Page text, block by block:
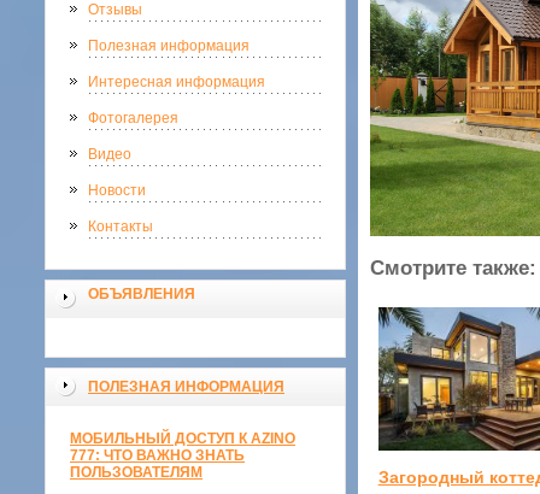
Отзывы
Полезная информация
Интересная информация
Фотогалерея
Видео
Новости
Контакты
ОБЪЯВЛЕНИЯ
ПОЛЕЗНАЯ ИНФОРМАЦИЯ
МОБИЛЬНЫЙ ДОСТУП К AZINO
777: ЧТО ВАЖНО ЗНАТЬ
ПОЛЬЗОВАТЕЛЯМ
Смотрите также:
Загородный